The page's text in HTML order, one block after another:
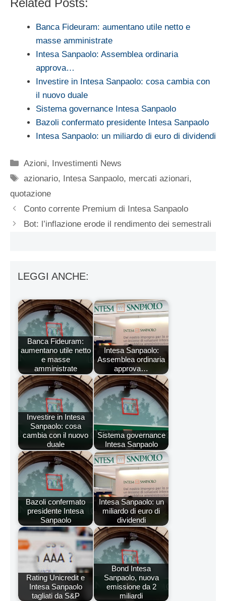
Related Posts:
Banca Fideuram: aumentano utile netto e
masse amministrate
Intesa Sanpaolo: Assemblea ordinaria
approva…
Investire in Intesa Sanpaolo: cosa cambia con
il nuovo duale
Sistema governance Intesa Sanpaolo
Bazoli confermato presidente Intesa Sanpaolo
Intesa Sanpaolo: un miliardo di euro di dividendi
Categorie
Azioni, Investimenti News
Tag
azionario, Intesa Sanpaolo, mercati azionari,
quotazione
Conto corrente Premium di Intesa Sanpaolo
Bot: l’inflazione erode il rendimento dei semestrali
LEGGI ANCHE:
Banca Fideuram:
aumentano utile netto
e masse
amministrate
Intesa Sanpaolo:
Assemblea ordinaria
approva…
Investire in Intesa
Sanpaolo: cosa
cambia con il nuovo
duale
Sistema governance
Intesa Sanpaolo
Bazoli confermato
presidente Intesa
Sanpaolo
Intesa Sanpaolo: un
miliardo di euro di
dividendi
Rating Unicredit e
Intesa Sanpaolo
tagliati da S&P
Bond Intesa
Sanpaolo, nuova
emissione da 2
miliardi